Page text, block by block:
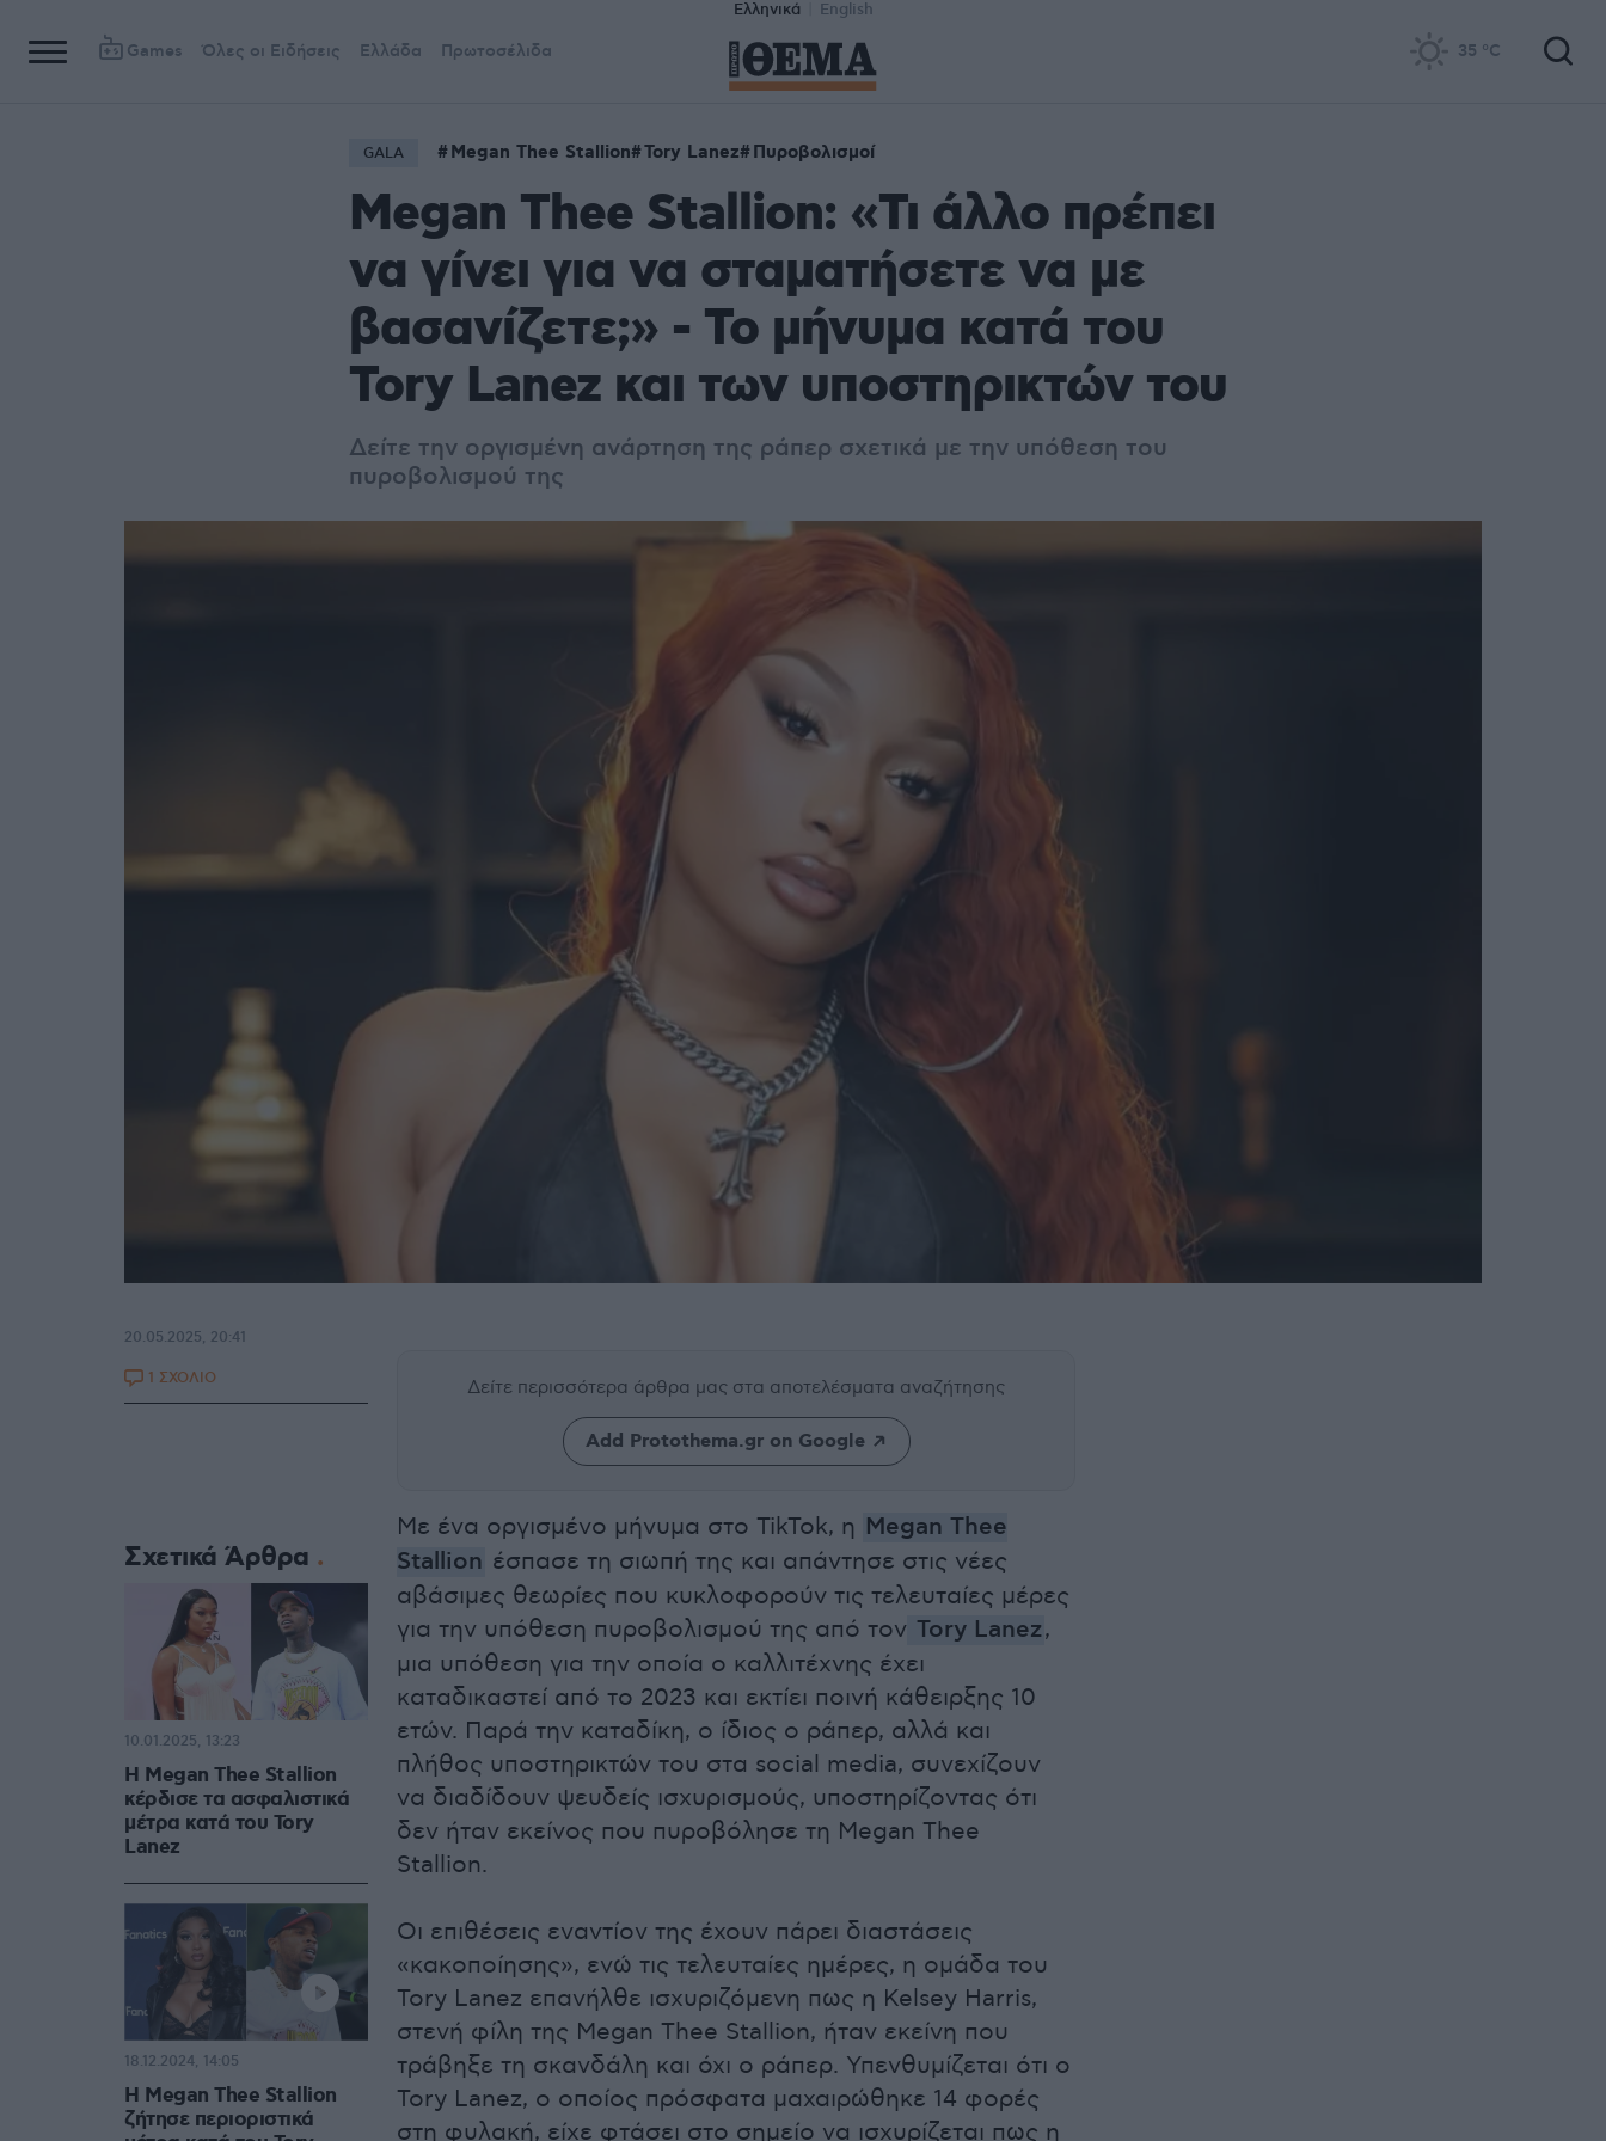
Ελληνικά English
Games Όλες οι Ειδήσεις Ελλάδα Πρωτοσέλιδα 35 °C
GALA Megan Thee Stallion Tory Lanez Πυροβολισμοί
Megan Thee Stallion: «Τι άλλο πρέπει
να γίνει για να σταματήσετε να με
βασανίζετε;» - Το μήνυμα κατά του
Tory Lanez και των υποστηρικτών του
Δείτε την οργισμένη ανάρτηση της ράπερ σχετικά με την υπόθεση του
πυροβολισμού της
Δείτε περισσότερα άρθρα μας στα αποτελέσματα αναζήτησης
Add Protothema.gr on Google
Με ένα οργισμένο μήνυμα στο TikTok, η Megan Thee
Stallion έσπασε τη σιωπή της και απάντησε στις νέες
αβάσιμες θεωρίες που κυκλοφορούν τις τελευταίες μέρες
για την υπόθεση πυροβολισμού της από τον Tory Lanez,
μια υπόθεση για την οποία ο καλλιτέχνης έχει
καταδικαστεί από το 2023 και εκτίει ποινή κάθειρξης 10
ετών. Παρά την καταδίκη, ο ίδιος ο ράπερ, αλλά και
πλήθος υποστηρικτών του στα social media, συνεχίζουν
να διαδίδουν ψευδείς ισχυρισμούς, υποστηρίζοντας ότι
δεν ήταν εκείνος που πυροβόλησε τη Megan Thee
Stallion.
Οι επιθέσεις εναντίον της έχουν πάρει διαστάσεις
«κακοποίησης», ενώ τις τελευταίες ημέρες, η ομάδα του
Tory Lanez επανήλθε ισχυριζόμενη πως η Kelsey Harris,
στενή φίλη της Megan Thee Stallion, ήταν εκείνη που
τράβηξε τη σκανδάλη και όχι ο ράπερ. Υπενθυμίζεται ότι ο
Tory Lanez, ο οποίος πρόσφατα μαχαιρώθηκε 14 φορές
στη φυλακή, είχε φτάσει στο σημείο να ισχυρίζεται πως η
20.05.2025, 20:41
1 ΣΧΟΛΙΟ
Σχετικά Άρθρα
Η Megan Thee Stallion
κέρδισε τα ασφαλιστικά
μέτρα κατά του Tory
Lanez
10.01.2025, 13:23
Η Megan Thee Stallion
ζήτησε περιοριστικά
18.12.2024, 14:05